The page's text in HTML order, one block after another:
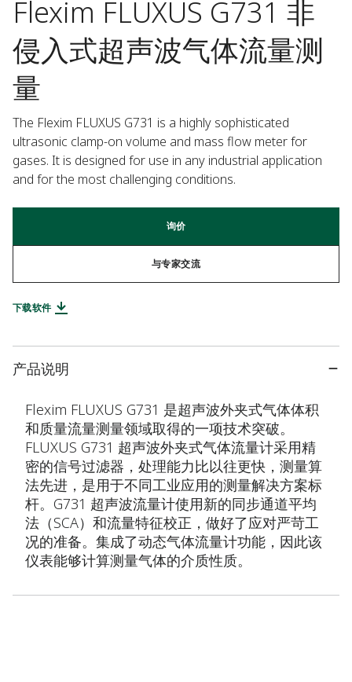
Flexim FLUXUS G731 非
侵入式超声波气体流量测
量
The Flexim FLUXUS G731 is a highly sophisticated
ultrasonic clamp-on volume and mass flow meter for
gases. It is designed for use in any industrial application
and for the most challenging conditions.
询价
与专家交流
下载软件
产品说明
Flexim FLUXUS G731 是超声波外夹式气体体积
和质量流量测量领域取得的一项技术突破。
FLUXUS G731 超声波外夹式气体流量计采用精
密的信号过滤器，处理能力比以往更快，测量算
法先进，是用于不同工业应用的测量解决方案标
杆。G731 超声波流量计使用新的同步通道平均
法（SCA）和流量特征校正，做好了应对严苛工
况的准备。集成了动态气体流量计功能，因此该
仪表能够计算测量气体的介质性质。